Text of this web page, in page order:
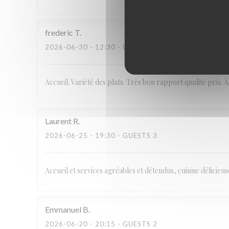
frederic T
2026-06-30 - 12:30 - GUESTS 3
Accueil. Variété des plats. Très bon rapport qualité prix. À
Laurent R
2026-06-25 - 19:30 - GUESTS 3
Accueil et services agréables et détendus, cuisine
Emmanuel B
2026-06-20 - 20:15 - GUESTS 2